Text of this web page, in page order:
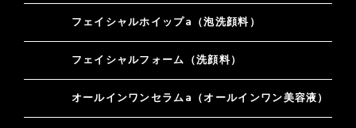
フェイシャルホイップa（泡洗顔料）
フェイシャルフォーム（洗顔料）
オールインワンセラムa（オールインワン美容液）